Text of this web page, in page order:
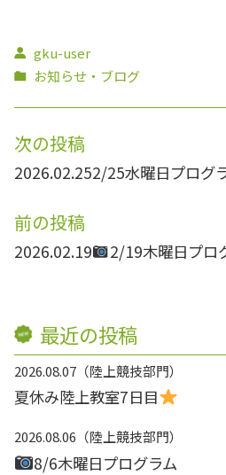
gku-user
お知らせ・ブログ
次の投稿
2026.02.252/25水曜日プログ
前の投稿
2026.02.19 2/19木曜日プロ
最近の投稿
2026.08.07 陸上競技部門
夏休み陸上教室7日目
2026.08.06 陸上競技部門
8/6木曜日プログラム